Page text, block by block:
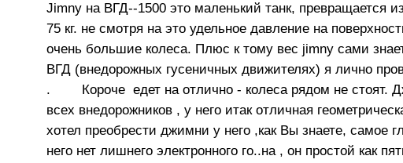
Jimny на ВГД--1500 это маленький танк, превращается
75 кг. не смотря на это удельное давление на
очень большие колеса. Плюс к тому вес jimny сами
ВГД (внедорожных гусеничных движителях) я лично
. Короче едет на отлично - колеса рядом не стоят.
всех внедорожников , у него итак отличная
хотел преобрести джимни у него ,как Вы знаете, самое
него нет лишнего электронного го..на , он простой как